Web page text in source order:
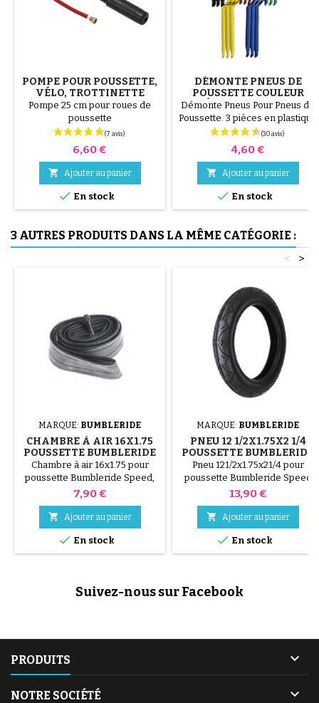
POMPE POUR POUSSETTE,
VÉLO, TROTTINETTE
Pompe 25 cm pour roues de
poussette
Prix
6,60 €
 Ajouter au panier
 En stock
DÉMONTE PNEUS DE
POUSSETTE COULEUR
ALÉATOIRE 1 LOT DE 3
PIÈCES
Démonte Pneus Pour Pneus de
Poussette. 3 pièces en plastique
de haute qualité, couleur
aléatoire, noir, rouge, vert,
jaune et bleu ou 3 pièces en
acier ( gris ) Le montage du
uniquement à la main, cela évite
de percer la chambre à air.
Prix
4,60 €
 Ajouter au panier
 En stock
3 AUTRES PRODUITS DANS LA MÊME CATÉGORIE :
>
<
MARQUE: BUMBLERIDE
CHAMBRE À AIR 16X1.75
POUSSETTE BUMBLERIDE
SPEED
Chambre à air 16x1.75 pour
poussette Bumbleride Speed,
valve droite schrader
Prix
7,90 €
 Ajouter au panier
 En stock
MARQUE: BUMBLERIDE
PNEU 12 1/2X1.75X2 1/4
POUSSETTE BUMBLERIDE
SPEED
Pneu 121/2x1.75x21/4 pour
poussette Bumbleride Speed
Prix
13,90 €
 Ajouter au panier
 En stock
Suivez-nous sur Facebook
PRODUITS 
NOTRE SOCIÉTÉ 